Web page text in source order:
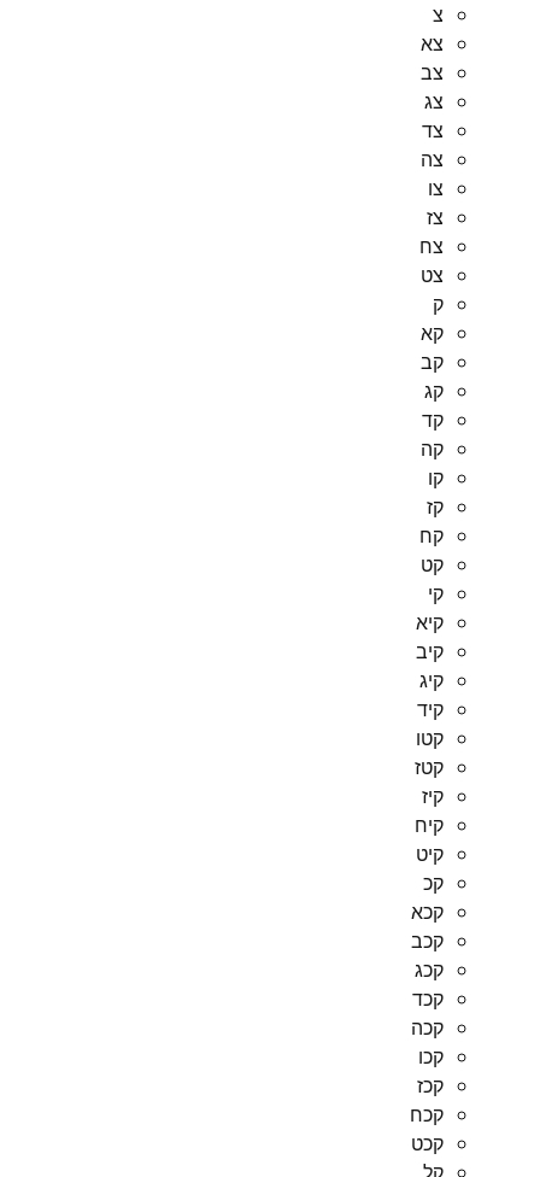
צ
צא
צב
צג
צד
צה
צו
צז
צח
צט
ק
קא
קב
קג
קד
קה
קו
קז
קח
קט
קי
קיא
קיב
קיג
קיד
קטו
קטז
קיז
קיח
קיט
קכ
קכא
קכב
קכג
קכד
קכה
קכו
קכז
קכח
קכט